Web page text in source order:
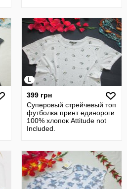
L
399 грн
Суперовый стрейчевый топ
футболка принт единороги
100% хлопок Аttitude not
Іncluded.